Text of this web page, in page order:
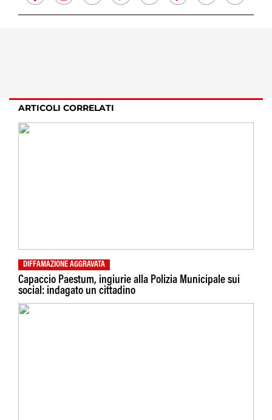
ARTICOLI CORRELATI
DIFFAMAZIONE AGGRAVATA
Capaccio Paestum, ingiurie alla Polizia Municipale sui
social: indagato un cittadino